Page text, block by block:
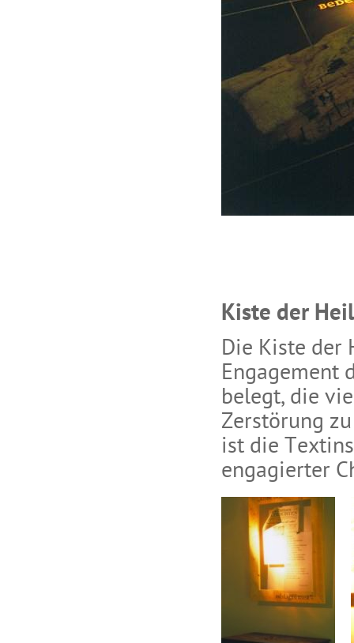
Kiste der
Die Kiste der
Engagement
belegt, die
Zerstörung
ist die
engagierter